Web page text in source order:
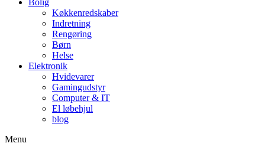
Køkkenredskaber
Indretning
Rengøring
Børn
Helse
Elektronik
Hvidevarer
Gamingudstyr
Computer & IT
El løbehjul
blog
Menu